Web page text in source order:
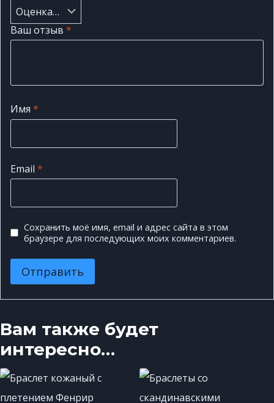
Ваш отзыв *
Имя *
Email *
Сохранить моё имя, email и адрес сайта в этом
браузере для последующих моих комментариев.
Вам также будет
интересно…